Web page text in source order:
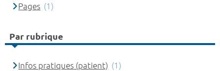
Pages (1)
Par rubrique
Infos pratiques (patient) (1)